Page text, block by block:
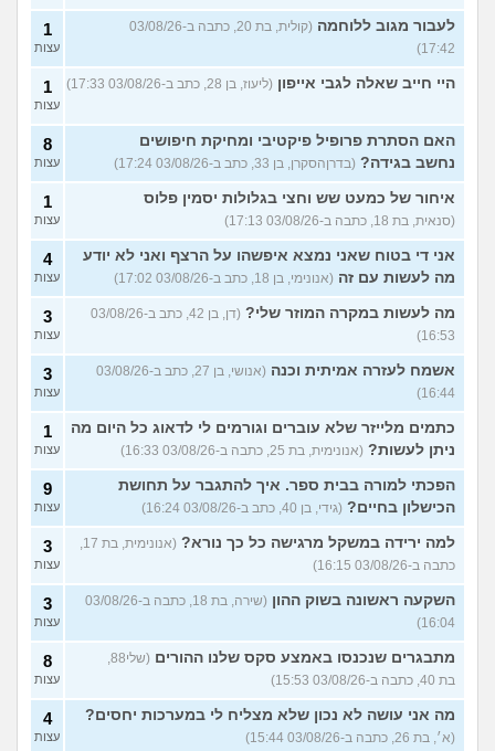
לעבור מגוב ללוחמה
(קולית, בת 20, כתבה ב-03/08/26
17:42)
1
עצות
היי חייב שאלה לגבי אייפון (ליעוז, בן 28, כתב ב-03/08/26 17:33) 1
עצות
האם הסתרת פרופיל פיקטיבי ומחיקת חיפושים
נחשב בגידה? (בדרןהסקרן, בן 33, כתב ב-03/08/26 17:24)
8
עצות
איחור של כמעט שש וחצי בגלולות יסמין פלוס
(סנאית, בת 18, כתבה ב-03/08/26 17:13)
1
עצות
אני די בטוח שאני נמצא איפשהו על הרצף ואני לא יודע
מה לעשות עם זה (אנונימי, בן 18, כתב ב-03/08/26 17:02)
4
עצות
מה לעשות במקרה המוזר שלי?
(דן, בן 42, כתב ב-03/08/26
16:53)
3
עצות
אשמח לעזרה אמיתית וכנה
(אנושי, בן 27, כתב ב-03/08/26
16:44)
3
עצות
כתמים מלייזר שלא עוברים וגורמים לי לדאוג כל היום מה
ניתן לעשות? (אנונימית, בת 25, כתבה ב-03/08/26 16:33)
1
עצות
הפכתי למורה בבית ספר. איך להתגבר על תחושת
הכישלון בחיים? (גידי, בן 40, כתב ב-03/08/26 16:24)
9
עצות
למה ירידה במשקל מרגישה כל כך נורא?
כתבה ב-03/08/26 16:15)
3
עצות
השקעה ראשונה בשוק ההון
(שירה, בת 18, כתבה ב-03/08/26
16:04)
3
עצות
מתבגרים שנכנסו באמצע סקס שלנו ההורים
בת 40, כתבה ב-03/08/26 15:53)
8
עצות
מה אני עושה לא נכון שלא מצליח לי במערכות יחסים?
(א׳, בת 26, כתבה ב-03/08/26 15:44)
4
עצות